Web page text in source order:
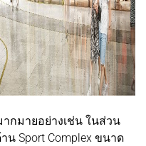
กมายอย่างเช่น ในส่วน
Sport Complex ขนาด